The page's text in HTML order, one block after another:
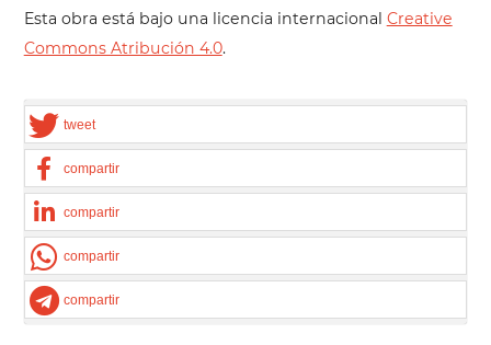
Esta obra está bajo una licencia internacional Creative
Commons Atribución 4.0.
tweet
compartir
compartir
compartir
compartir